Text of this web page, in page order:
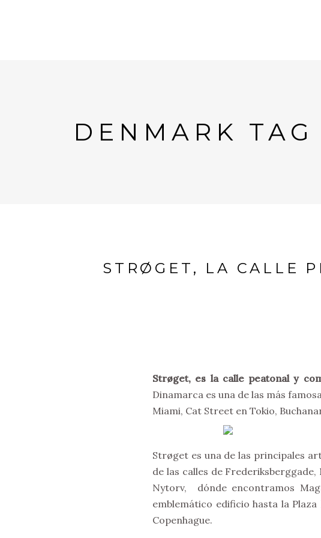
DENMARK TAG
STRØGET, LA CALLE
Strøget, es la calle peatonal y
Dinamarca es una de las más
Miami, Cat Street en Tokio,
Strøget es una de las principales
de las calles de
Nytorv, dónde encontramos
emblemático edificio hasta la
Copenhague.